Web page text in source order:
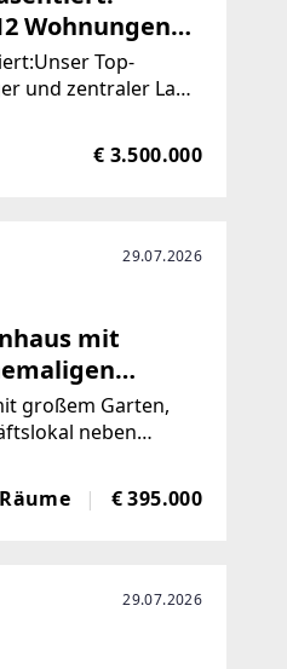
Wohnungen
Top-
und zentraler Lage
und Terrassen
€ 3.500.000
29.07.2026
mit
Bahnhof
großem Garten,
neben
- Massivbauweise
€ 395.000
29.07.2026